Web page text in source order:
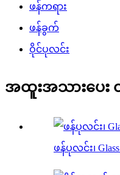
ဖန်ကရား
ဖန်ခွက်
ဝိုင်ပုလင်း
အထူးအသားပေး
ဖန်ပုလင်း၊ Glass